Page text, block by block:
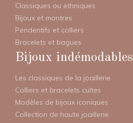
Classiques ou ethniques
Bijoux et montres
Pendentifs et colliers
Bracelets et bagues
Bijoux indémodables
Les classiques de la joaillerie
Colliers et bracelets cultes
Modèles de bijoux iconiques
Collection de haute joaillerie